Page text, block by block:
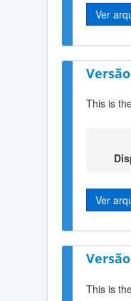
Ver
This is
Ver
This is